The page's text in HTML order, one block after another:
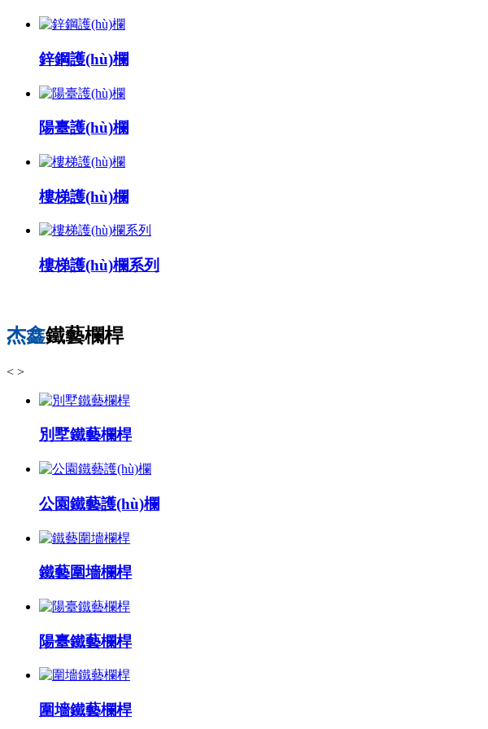
鋅鋼護(hù)欄
陽臺護(hù)欄
樓梯護(hù)欄
樓梯護(hù)欄系列
杰鑫鐵藝欄桿
< >
別墅鐵藝欄桿
公園鐵藝護(hù)欄
鐵藝圍墻欄桿
陽臺鐵藝欄桿
圍墻鐵藝欄桿